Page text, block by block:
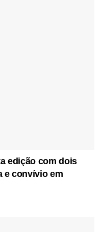
edição com dois
e convívio em